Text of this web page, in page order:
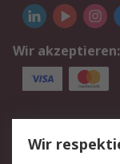
Wir akzeptieren:
Service
Value Added
Wir